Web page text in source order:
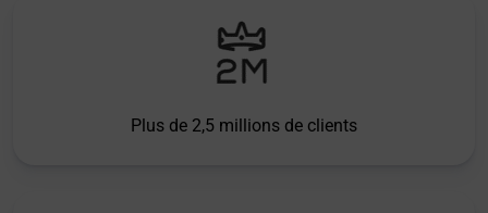
Plus de 2,5 millions de clients